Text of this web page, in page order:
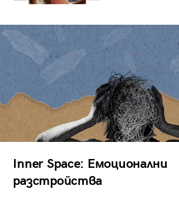
Inner Space: Емоционални
разстройства